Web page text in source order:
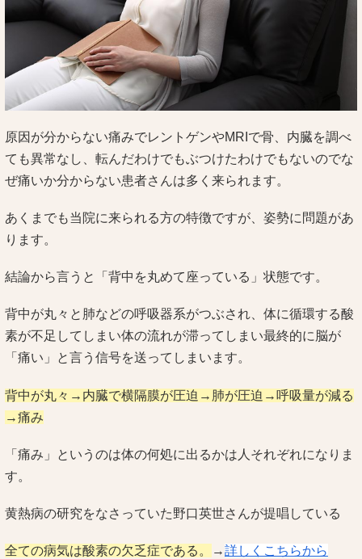
原因が分からない痛みでレントゲンやMRIで骨、内臓を調べ
ても異常なし、転んだわけでもぶつけたわけでもないのでな
ぜ痛いか分からない患者さんは多く来られます。
あくまでも当院に来られる方の特徴ですが、姿勢に問題があ
ります。
結論から言うと「背中を丸めて座っている」状態です。
背中が丸々と肺などの呼吸器系がつぶされ、体に循環する酸
素が不足してしまい体の流れが滞ってしまい最終的に脳が
「痛い」と言う信号を送ってしまいます。
背中が丸々→内臓で横隔膜が圧迫→肺が圧迫→呼吸量が減る
→痛み
「痛み」というのは体の何処に出るかは人それぞれになりま
す。
黄熱病の研究をなさっていた野口英世さんが提唱している
全ての病気は酸素の欠乏症である。 →詳しくこちらから